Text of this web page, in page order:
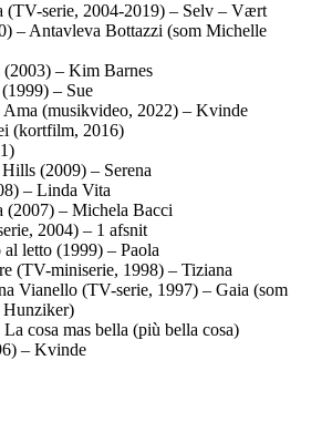
(TV-serie, 2004-2019) – Selv – Vært
– Antavleva Bottazzi (som Michelle
– Kim Barnes
– Sue
Ama (musikvideo, 2022) – Kvinde
(kortfilm, 2016)
(2009) – Serena
– Linda Vita
(2007) – Michela Bacci
2004) – 1 afsnit
letto (1999) – Paola
(TV-miniserie, 1998) – Tiziana
Vianello (TV-serie, 1997) – Gaia (som
Hunziker)
cosa mas bella (più bella cosa)
– Kvinde